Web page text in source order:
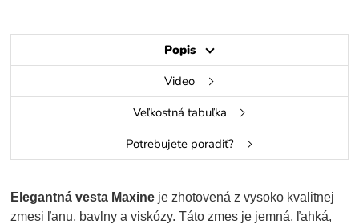
Popis
Video
Veľkostná tabuľka
Potrebujete poradiť?
Elegantná vesta Maxine je zhotovená z vysoko kvalitnej
zmesi ľanu, bavlny a viskózy. Táto zmes je jemná, ľahká,